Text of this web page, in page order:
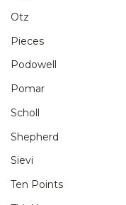
Otz
Pieces
Podowell
Pomar
Scholl
Shepherd
Sievi
Ten Points